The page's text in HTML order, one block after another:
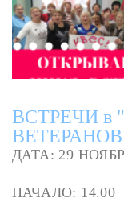
ВСТРЕЧИ в
ВЕТЕРАНОВ
ДАТА: 29
НАЧАЛО: 14.00